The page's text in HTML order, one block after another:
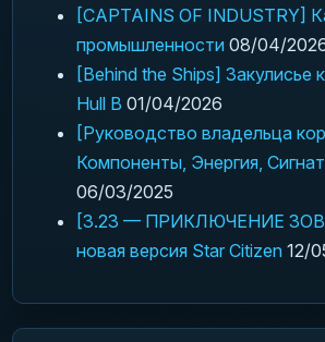
[CAPTAINS OF INDUSTRY]
промышленности 08/04/
[Behind the Ships] Закулисье
Hull B 01/04/2026
[Руководство владельца
Компоненты, Энергия,
06/03/2025
[3.23 — ПРИКЛЮЧЕНИЕ
новая версия Star Citizen 12/